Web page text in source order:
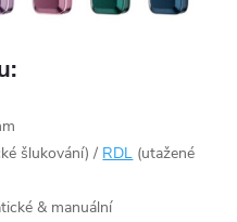
šlukování) / RDL (utažené
& manuální